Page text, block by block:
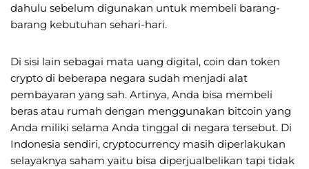
dahulu sebelum digunakan untuk membeli barang-
barang kebutuhan sehari-hari.
Di sisi lain sebagai mata uang digital, coin dan token
crypto di beberapa negara sudah menjadi alat
pembayaran yang sah. Artinya, Anda bisa membeli
beras atau rumah dengan menggunakan bitcoin yang
Anda miliki selama Anda tinggal di negara tersebut. Di
Indonesia sendiri, cryptocurrency masih diperlakukan
selayaknya saham yaitu bisa diperjualbelikan tapi tidak